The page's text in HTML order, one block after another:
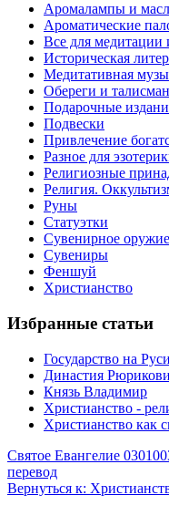
Аромалампы и
Ароматические
Все для медитации
Историческая
Медитативная
Обереги и
Подарочные
Подвески
Привлечение
Разное для
Религиозные
Религия.
Руны
Статуэтки
Сувенирное оружие
Сувениры
Феншуй
Христианство
Избранные статьи
Государство на Руси
Династия
Князь Владимир
Христианство -
Христианство как
Святое Евангелие
перевод
Вернуться к: